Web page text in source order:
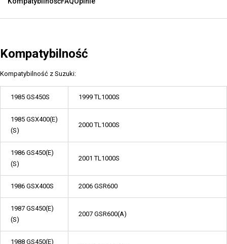
Kompatybilność
Kompatybilność z Suzuki:
1985 GS450S 1999 TL1000S
1985 GSX400(E)
(S)
2000 TL1000S
1986 GS450(E)
(S)
2001 TL1000S
1986 GSX400S 2006 GSR600
1987 GS450(E)
(S)
2007 GSR600(A)
1988 GS450(E)